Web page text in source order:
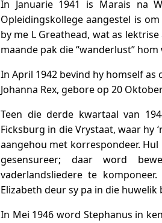
In Januarie 1941 is Marais na
Opleidingskollege aangestel is
by me L Greathead, wat as
maande pak die “wanderlust” hom
In April 1942 bevind hy homself as
Johanna Rex, gebore op 20
Teen die derde kwartaal van
Ficksburg in die Vrystaat, waar hy
aangehou met korrespondeer.
gesensureer; daar word
vaderlandsliedere te
Elizabeth deur sy pa in die huwelik
In Mei 1946 word Stephanus in